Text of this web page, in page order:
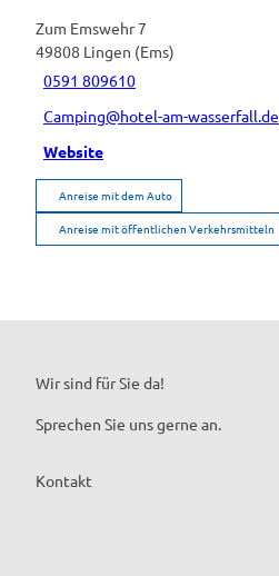
Zum Emswehr 7
49808 Lingen (Ems)
0591 809610
Camping@hotel-am-wasserfall.de
Website
Anreise mit dem Auto
Anreise mit öffentlichen Verkehrsmitteln
Wir sind für Sie da!
Sprechen Sie uns gerne an.
Kontakt